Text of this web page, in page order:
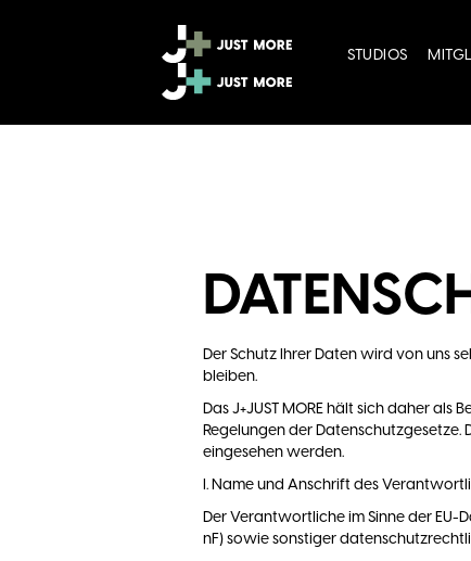
STUDIOS
Der Schutz Ihrer Daten wird von uns
bleiben.
Das J+JUST MORE hält sich daher
Regelungen der
eingesehen werden.
I. Name und Anschrift des
Der Verantwortliche im Sinne der
nF) sowie sonstiger